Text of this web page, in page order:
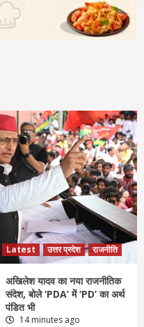
Latest उत्तर प्रदेश राजनीति
अखिलेश यादव का नया राजनीतिक
संदेश, बोले ‘PDA’ में ‘PD’ का अर्थ
पंडित भी
14 minutes ago